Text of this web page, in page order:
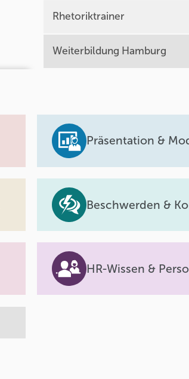
Rhetoriktrainer
Weiterbildung Hamburg
Präsentation &
Beschwerden &
HR-Wissen &